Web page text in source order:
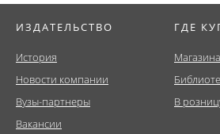
ИЗДАТЕЛЬСТВО
История
Новости компании
Вузы-партнеры
Вакансии
ГДЕ
В